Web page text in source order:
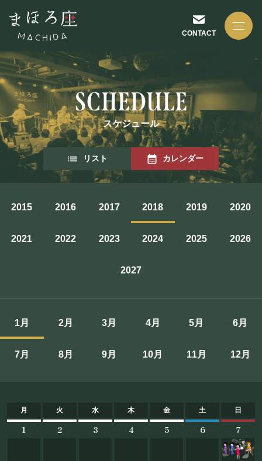
CONTACT
NEWS
お知らせ
ABOUT US
まほろ座について
アクセス
RESERVATION
スケジュール
リスト カレンダー
2015 2016 2017 2018 2019 2020
2021 2022 2023 2024 2025 2026
2027
1月 2月 3月 4月 5月 6月
7月 8月 9月 10月 11月 12月
月 火 水 木 金 土 日
1 2 3 4 5 6 7